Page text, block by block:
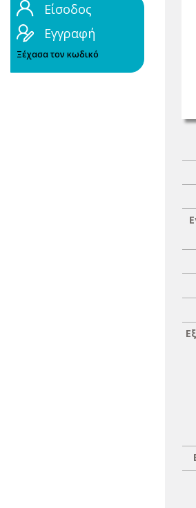
Είσοδος
Εγγραφή
Ξέχασα τον κωδικό